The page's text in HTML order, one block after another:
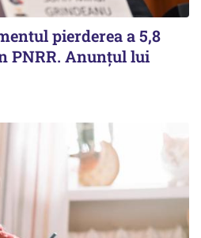
pierderea a 5,8
PNRR. Anunțul lui